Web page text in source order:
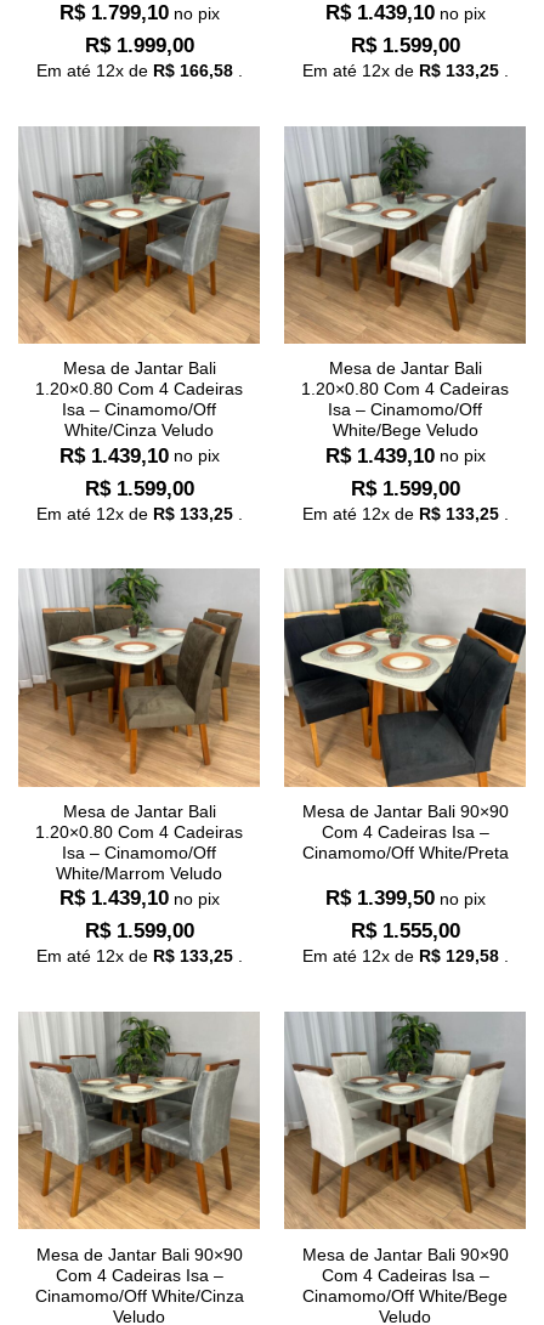
R$1.799,10 no pix
R$1.999,00
Em até 12x de R$166,58.
R$1.439,10 no pix
R$1.599,00
Em até 12x de R$133,25.
Mesa de Jantar Bali
1.20×0.80 Com 4 Cadeiras
Isa – Cinamomo/Off
White/Cinza Veludo
R$1.439,10 no pix
R$1.599,00
Em até 12x de R$133,25.
Mesa de Jantar Bali
1.20×0.80 Com 4 Cadeiras
Isa – Cinamomo/Off
White/Bege Veludo
R$1.439,10 no pix
R$1.599,00
Em até 12x de R$133,25.
Mesa de Jantar Bali
1.20×0.80 Com 4 Cadeiras
Isa – Cinamomo/Off
White/Marrom Veludo
R$1.439,10 no pix
R$1.599,00
Em até 12x de R$133,25.
Mesa de Jantar Bali 90×90
Com 4 Cadeiras Isa –
Cinamomo/Off White/Preta
R$1.399,50 no pix
R$1.555,00
Em até 12x de R$129,58.
Mesa de Jantar Bali 90×90
Com 4 Cadeiras Isa –
Cinamomo/Off White/Cinza
Veludo
Mesa de Jantar Bali 90×90
Com 4 Cadeiras Isa –
Cinamomo/Off White/Bege
Veludo